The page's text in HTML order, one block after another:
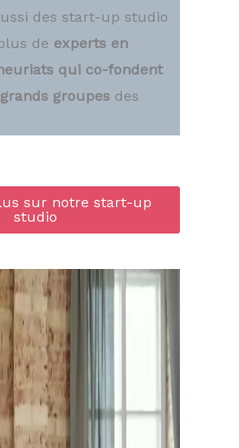
des start-up studio
de experts en
qui co-fondent
groupes des
sur notre start-up
studio